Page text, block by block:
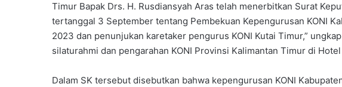
Timur Bapak Drs. H. Rusdiansyah Aras telah menerbitkan Surat
tertanggal 3 September tentang Pembekuan Kepengurusan KONI
2023 dan penunjukan karetaker pengurus KONI Kutai Timur,”
silaturahmi dan pengarahan KONI Provinsi Kalimantan Timur di
Dalam SK tersebut disebutkan bahwa kepengurusan KONI